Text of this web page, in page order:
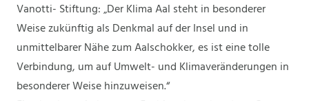
Vanotti- Stiftung: „Der Klima Aal steht in besonderer
Weise zukünftig als Denkmal auf der Insel und in
unmittelbarer Nähe zum Aalschokker, es ist eine tolle
Verbindung, um auf Umwelt- und Klimaveränderungen in
besonderer Weise hinzuweisen.“